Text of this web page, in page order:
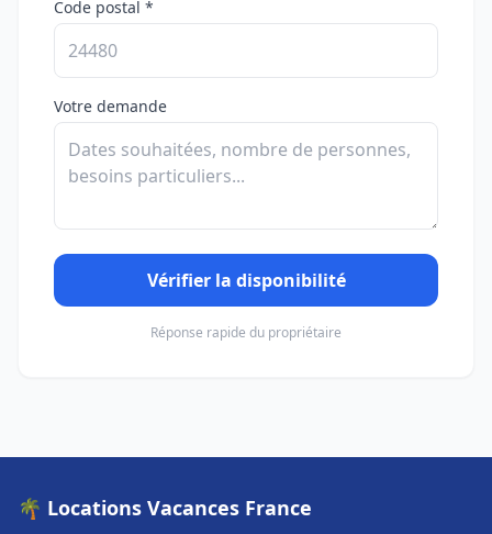
Code postal *
Votre demande
Vérifier la disponibilité
Réponse rapide du propriétaire
🌴 Locations Vacances France